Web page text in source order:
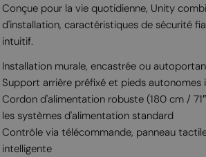
Conçue pour la vie quotidienne, Unity
d'installation, caractéristiques de sécurité
intuitif.
Installation murale, encastrée ou
Support arrière préfixé et pieds autonomes
Cordon d'alimentation robuste (180 cm /
les systèmes d'alimentation standard
Contrôle via télécommande, panneau
intelligente